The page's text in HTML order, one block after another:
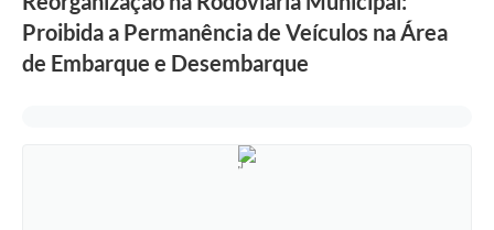
Renuncia de Receita
Galeria de Fotos
Proibida a Permanência de Veículos na Área
de Embarque e Desembarque